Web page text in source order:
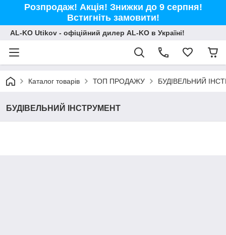
Розпродаж! Акція! Знижки до 9 серпня!
Встигніть замовити!
AL-KO Utikov - офіційний дилер AL-KO в Україні!
Каталог товарів ТОП ПРОДАЖУ БУДІВЕЛЬНИЙ
БУДІВЕЛЬНИЙ ІНСТРУМЕНТ